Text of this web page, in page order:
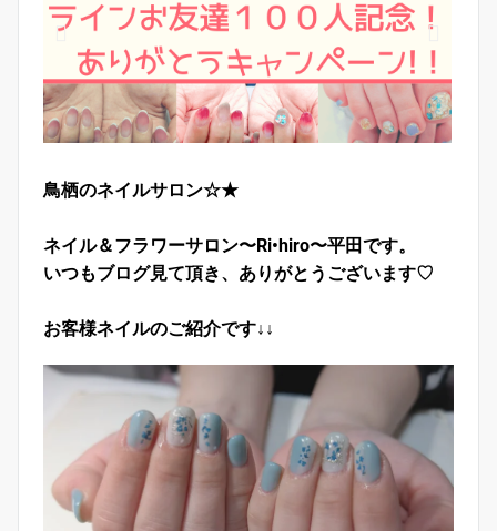
鳥栖のネイルサロン☆★
ネイル＆フラワーサロン〜Ri•hiro〜平田です。
いつもブログ見て頂き、ありがとうございます♡
お客様ネイルのご紹介です↓↓